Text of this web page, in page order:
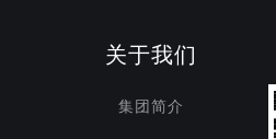
关于我们
集团简介